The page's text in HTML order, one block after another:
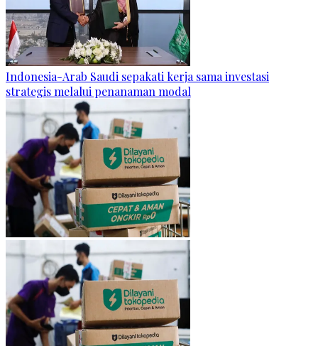
Indonesia-Arab Saudi sepakati kerja sama investasi
strategis melalui penanaman modal